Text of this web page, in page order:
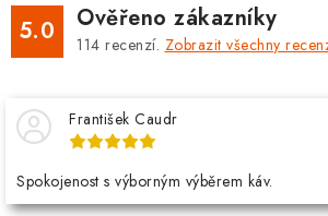
5.0 Ověřeno zákazníky
114 recenzí. Zobrazit všechny
František Caudr
Spokojenost s výborným výběrem káv.